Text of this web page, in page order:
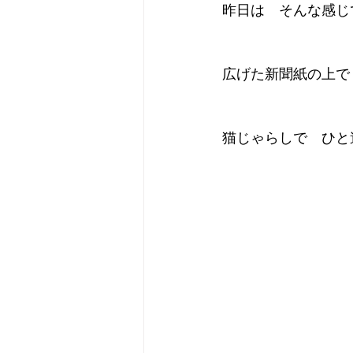
昨日は　そんな感じ
広げた新聞紙の上で
猫じゃらしで　ひ